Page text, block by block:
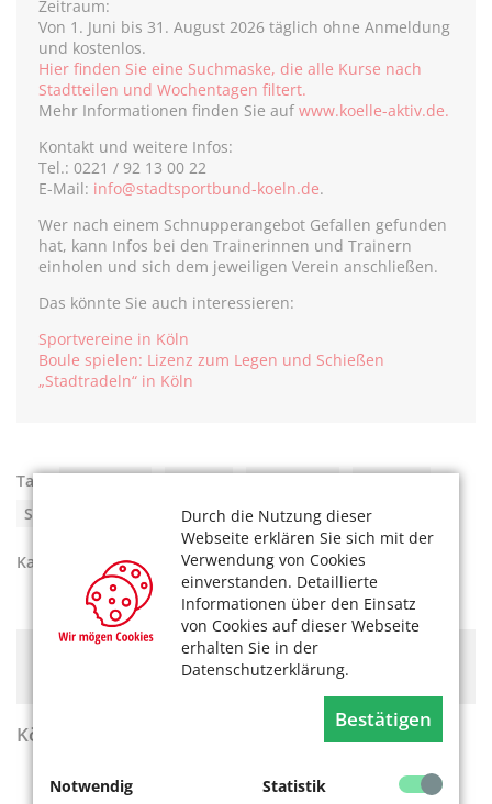
Durch die Nutzung dieser
Webseite erklären Sie sich mit der
Verwendung von Cookies
einverstanden. Detaillierte
Informationen über den Einsatz
von Cookies auf dieser Webseite
erhalten Sie in der
Datenschutzerklärung.
Bestätigen
Notwendig Statistik
Zeitraum:
Von 1. Juni bis 31. August 2026 täglich ohne Anmeldung
und kostenlos.
Hier finden Sie eine Suchmaske, die alle Kurse nach
Stadtteilen und Wochentagen filtert.
Mehr Informationen finden Sie auf www.koelle-aktiv.de.
Kontakt und weitere Infos:
Tel.: 0221 / 92 13 00 22
E-Mail: info@stadtsportbund-koeln.de.
Wer nach einem Schnupperangebot Gefallen gefunden
hat, kann Infos bei den Trainerinnen und Trainern
einholen und sich dem jeweiligen Verein anschließen.
Das könnte Sie auch interessieren:
Sportvereine in Köln
Boule spielen: Lizenz zum Legen und Schießen
„Stadtradeln“ in Köln
Tags:
Sport
Kategorien: Sommer , Gesund leben
Hier könnte Werbung stehen, mit der wir uns
finanzieren. Bitte akzeptieren Sie dieCookie-Meldung
KölnerLeben Sommer 2026